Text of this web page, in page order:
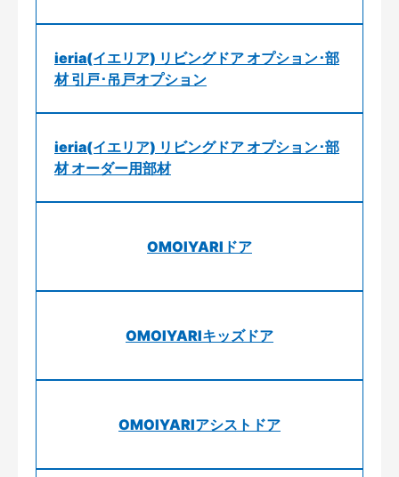
ieria(イエリア) リビングドア オプション･部
材 引戸･吊戸オプション
ieria(イエリア) リビングドア オプション･部
材 オーダー用部材
OMOIYARIドア
OMOIYARIキッズドア
OMOIYARIアシストドア